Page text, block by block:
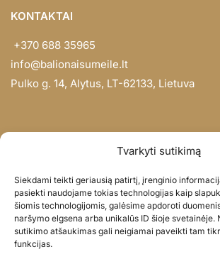
Tvarkyti sutikimą
Siekdami teikti geriausią patirtį, įrenginio
pasiekti naudojame tokias technologijas kaip
šiomis technologijomis, galėsime apdoroti
naršymo elgsena arba unikalūs ID šioje svetainėje.
sutikimo atšaukimas gali neigiamai paveikti tam
funkcijas.
KONTAKTAI
+370 688 35965
info@balionaisumeile.lt
Pulko g. 14, Alytus, LT-62133, Lietuva
Didmena
Darbų portfolio
Privatumo politika
Parduotuvės politika